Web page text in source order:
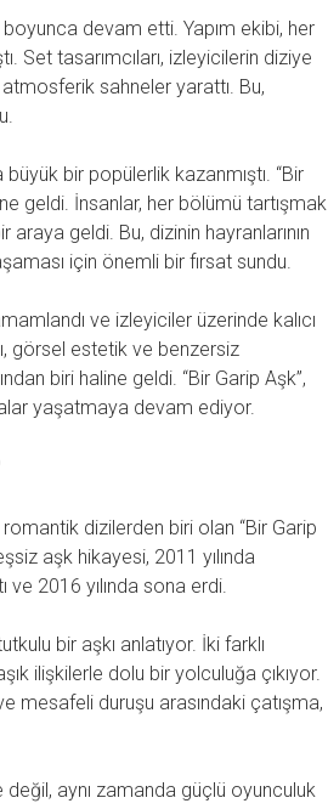
devam etti. Yapım ekibi, her
Set tasarımcıları, izleyicilerin diziye
sahneler yarattı. Bu,
bir popülerlik kazanmıştı. “Bir
geldi. İnsanlar, her bölümü tartışmak
geldi. Bu, dizinin hayranlarının
için önemli bir fırsat sundu.
ve izleyiciler üzerinde kalıcı
görsel estetik ve benzersiz
biri haline geldi. “Bir Garip Aşk”,
yaşatmaya devam ediyor.
dizilerden biri olan “Bir Garip
aşk hikayesi, 2011 yılında
ve 2016 yılında sona erdi.
bir aşkı anlatıyor. İki farklı
ilişkilerle dolu bir yolculuğa çıkıyor.
mesafeli duruşu arasındaki çatışma,
aynı zamanda güçlü oyunculuk